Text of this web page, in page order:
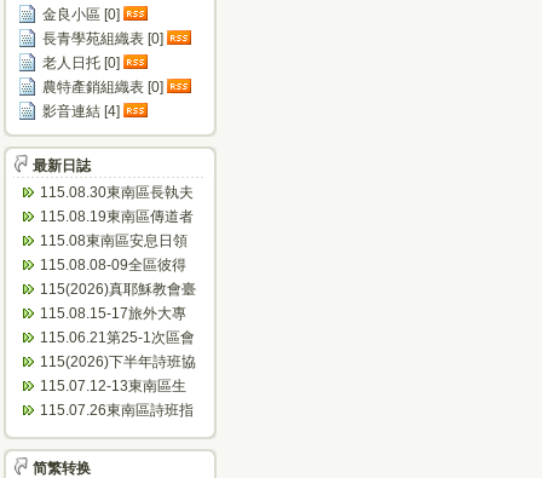
金良小區 [0]
長青學苑組織表 [0]
老人日托 [0]
農特產銷組織表 [0]
影音連結 [4]
最新日誌
115.08.30東南區長執夫
婦進修會(忠孝)
115.08.19東南區傳道者
靈修會(瑞源)
115.08東南區安息日領
會表
115.08.08-09全區彼得
團契聯誼會(南寮)...
115(2026)真耶穌教會臺
灣傳教100周年~東...
115.08.15-17旅外大專
成長營(芝田)
115.06.21第25-1次區會
議(會議紀錄)
115(2026)下半年詩班協
助佈道會公文
115.07.12-13東南區生
命體驗活動(美和)...
115.07.26東南區詩班指
简繁转换